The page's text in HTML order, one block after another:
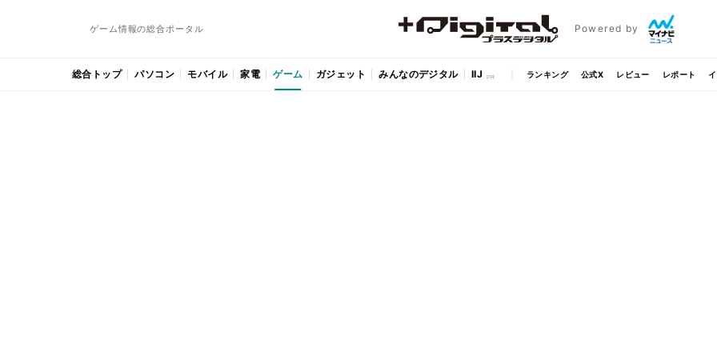
ゲーム情報の総合ポータル Powered by
総合トップ パソコン モバイル 家電 ゲーム ガジェット みんなのデジタル IIJ ランキング 公式X レビュー レポート